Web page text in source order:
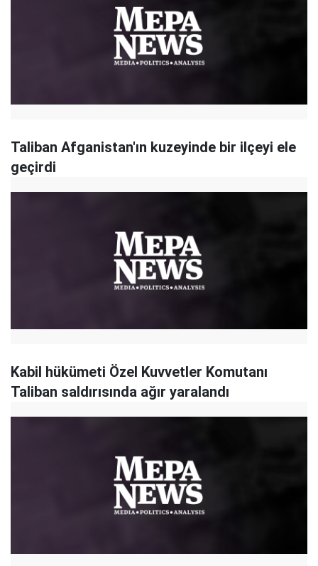
Taliban Afganistan'ın kuzeyinde bir ilçeyi ele
geçirdi
Kabil hükümeti Özel Kuvvetler Komutanı
Taliban saldırısında ağır yaralandı